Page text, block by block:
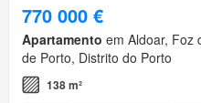
770 000 €
Apartamento em Aldoar, Foz
de Porto, Distrito do Porto
138 m²